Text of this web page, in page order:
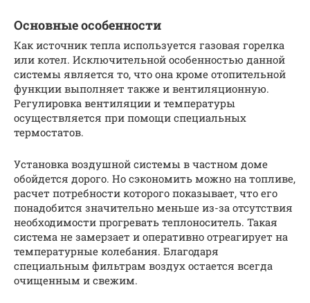
Основные особенности
Как источник тепла используется газовая горелка
или котел. Исключительной особенностью данной
системы является то, что она кроме отопительной
функции выполняет также и вентиляционную.
Регулировка вентиляции и температуры
осуществляется при помощи специальных
термостатов.
Установка воздушной системы в частном доме
обойдется дорого. Но сэкономить можно на топливе,
расчет потребности которого показывает, что его
понадобится значительно меньше из-за отсутствия
необходимости прогревать теплоноситель. Такая
система не замерзает и оперативно отреагирует на
температурные колебания. Благодаря
специальным фильтрам воздух остается всегда
очищенным и свежим.